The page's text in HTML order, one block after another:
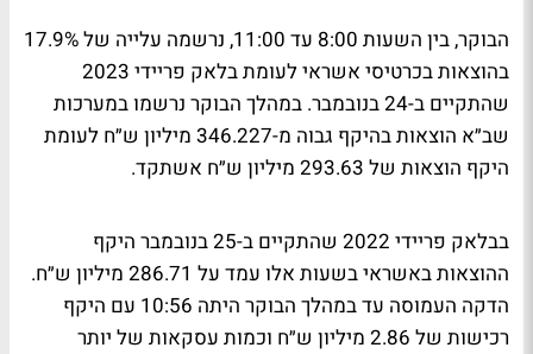
הבוקר, בין השעות 8:00 עד 11:00, נרשמה עלייה של 17.9%
בהוצאות בכרטיסי אשראי לעומת בלאק פריידי 2023
שהתקיים ב-24 בנובמבר. במהלך הבוקר נרשמו במערכות
שב״א הוצאות בהיקף גבוה מ-346.227 מיליון ש״ח לעומת
היקף הוצאות של 293.63 מיליון ש״ח אשתקד.
בבלאק פריידי 2022 שהתקיים ב-25 בנובמבר היקף
ההוצאות באשראי בשעות אלו עמד על 286.71 מיליון ש״ח.
הדקה העמוסה עד במהלך הבוקר היתה 10:56 עם היקף
רכישות של 2.86 מיליון ש״ח וכמות עסקאות של יותר